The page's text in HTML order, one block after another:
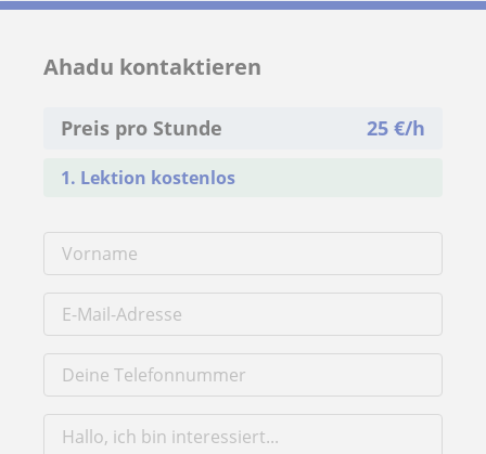
Ahadu kontaktieren
Preis pro Stunde 25€/h
1. Lektion kostenlos